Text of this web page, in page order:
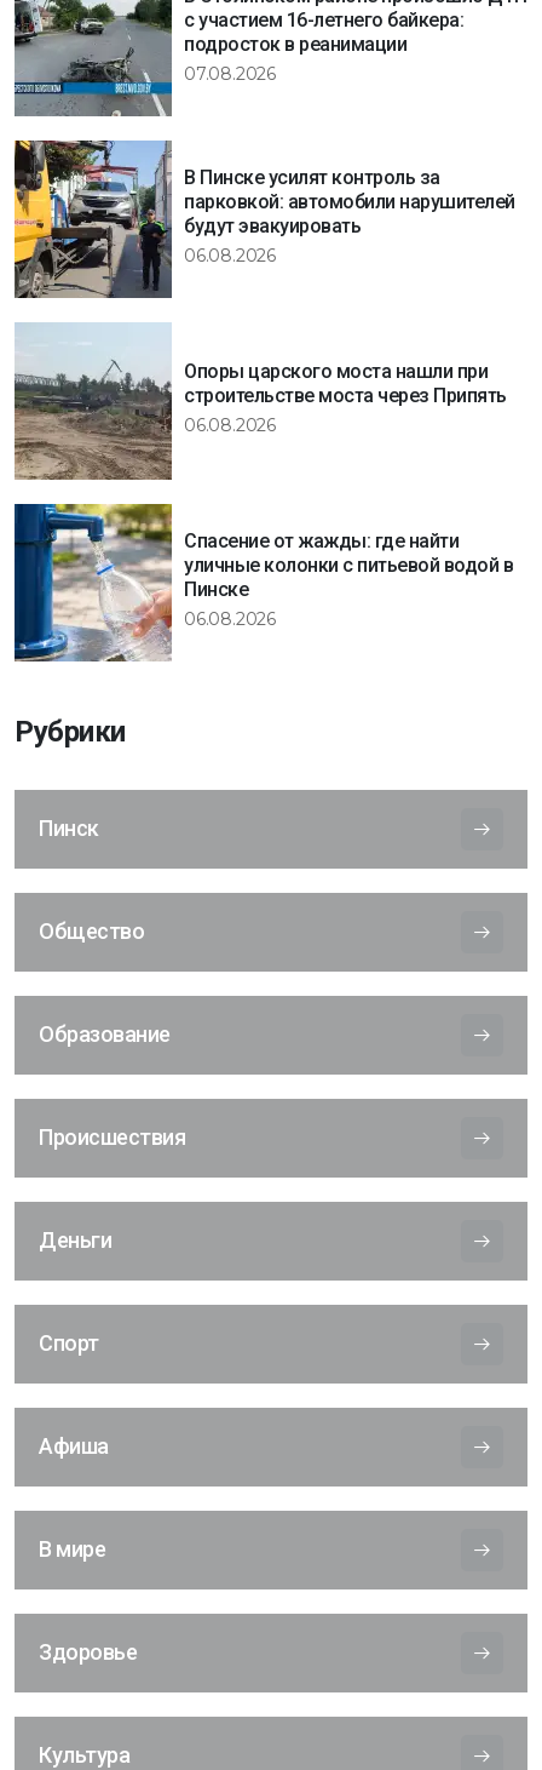
с участием 16-летнего байкера:
подросток в реанимации
07.08.2026
В Пинске усилят контроль за
парковкой: автомобили нарушителей
будут эвакуировать
06.08.2026
Опоры царского моста нашли при
строительстве моста через Припять
06.08.2026
Спасение от жажды: где найти
уличные колонки с питьевой водой в
Пинске
06.08.2026
Рубрики
Пинск
Общество
Образование
Происшествия
Деньги
Спорт
Афиша
В мире
Здоровье
Культура